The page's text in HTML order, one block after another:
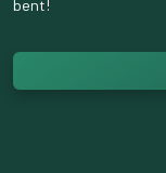
bent!